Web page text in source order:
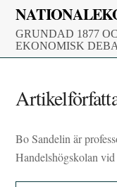
Skip
content
GRUNDAD 1877
EKONOMISK
Bo Sandelin är
Handelshögskolan